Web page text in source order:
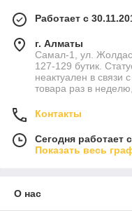
Работает с
г. Алматы
Самал-1, ул.
127-129 бутик.
неактуален в связи
товара раз в
Контакты
Сегодня работает
Показать весь
О нас